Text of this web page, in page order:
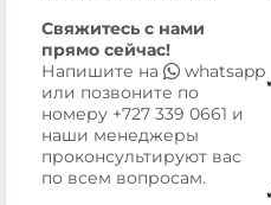
Свяжитесь с нами
прямо сейчас!
Напишите на
whatsapp
или позвоните по
номеру +727 339 0661 и
наши менеджеры
проконсультируют вас
по всем вопросам.